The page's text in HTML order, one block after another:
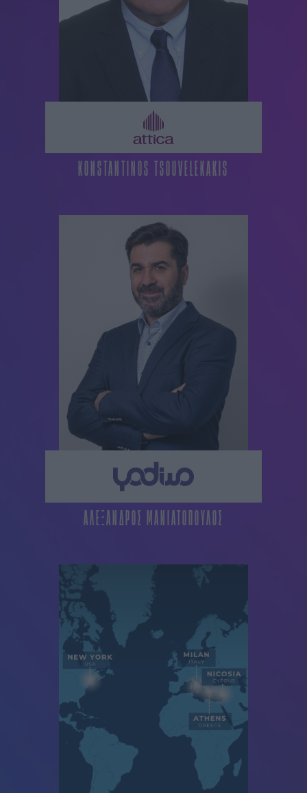
KONSTANTINOS TSOUVELEKAKIS
ΑΛΕΞΑΝΔΡΟΣ ΜΑΝΙΑΤΟΠΟΥΛΟΣ